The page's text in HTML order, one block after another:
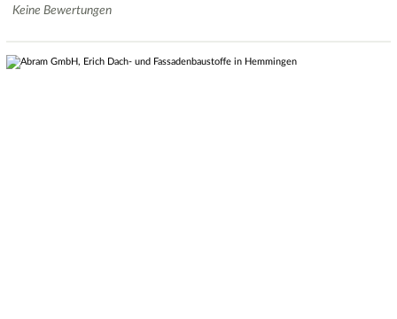
Keine Bewertungen